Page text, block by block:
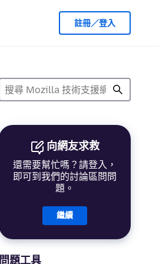
註冊／登入
向網友求救
還需要幫忙嗎？請登入，
即可到我們的討論區問問
題。
繼續
問題工具